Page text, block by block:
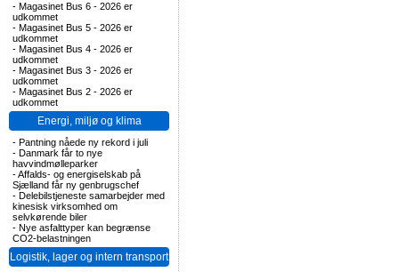
- Magasinet Bus 6 - 2026 er
udkommet
- Magasinet Bus 5 - 2026 er
udkommet
- Magasinet Bus 4 - 2026 er
udkommet
- Magasinet Bus 3 - 2026 er
udkommet
- Magasinet Bus 2 - 2026 er
udkommet
Energi, miljø og klima
- Pantning nåede ny rekord i juli
- Danmark får to nye
havvindmølleparker
-Affalds- og energiselskab på
Sjælland får ny genbrugschef
- Delebilstjeneste samarbejder med
kinesisk virksomhed om
selvkørende biler
- Nye asfalttyper kan begrænse
CO2-belastningen
Logistik, lager og intern transport